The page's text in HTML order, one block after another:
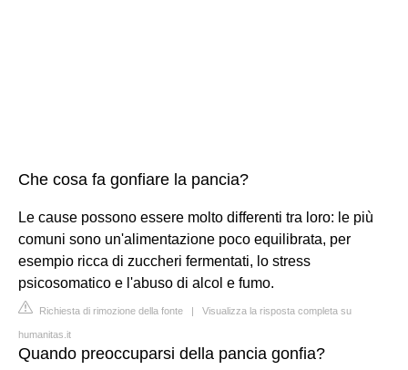
Che cosa fa gonfiare la pancia?
Le cause possono essere molto differenti tra loro: le più
comuni sono un'alimentazione poco equilibrata, per
esempio ricca di zuccheri fermentati, lo stress
psicosomatico e l'abuso di alcol e fumo.
Richiesta di rimozione della fonte | Visualizza la risposta completa su
humanitas.it
Quando preoccuparsi della pancia gonfia?